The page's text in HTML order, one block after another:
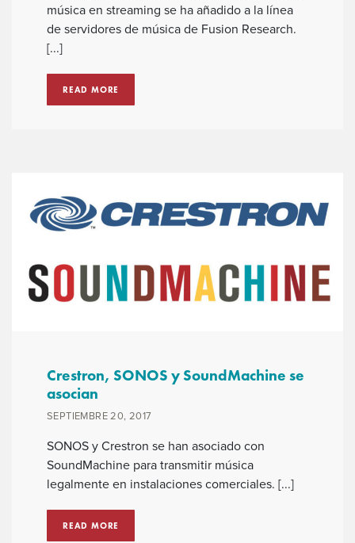
música en streaming se ha añadido a la línea
de servidores de música de Fusion Research.
[...]
READ MORE
Crestron, SONOS y SoundMachine se
asocian
SEPTIEMBRE 20, 2017
SONOS y Crestron se han asociado con
SoundMachine para transmitir música
legalmente en instalaciones comerciales. [...]
READ MORE